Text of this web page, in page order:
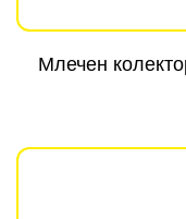
Млечен